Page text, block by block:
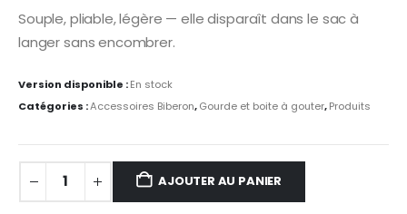
Souple, pliable, légère — elle disparaît dans le sac à
langer sans encombrer.
Version disponible :En stock
Catégories :Accessoires Biberon,Gourde et boite à gouter,Produits
AJOUTER AU PANIER